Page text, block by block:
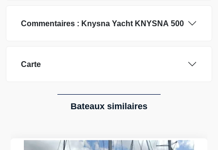
Commentaires : Knysna Yacht KNYSNA 500
Carte
Bateaux similaires